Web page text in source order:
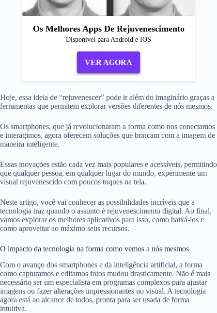
Os Melhores Apps De Rejuvenescimento
Disponivel para Android e IOS
VER AGORA
Hoje, essa ideia de “rejuvenescer” pode ir além do imaginário graças a
ferramentas que permitem explorar versões diferentes de nós mesmos.
Os smartphones, que já revolucionaram a forma como nos conectamos
e interagimos, agora oferecem soluções que brincam com a imagem de
maneira inteligente.
Essas inovações estão cada vez mais populares e acessíveis, permitindo
que qualquer pessoa, em qualquer lugar do mundo, experimente um
visual rejuvenescido com poucos toques na tela.
Neste artigo, você vai conhecer as possibilidades incríveis que a
tecnologia traz quando o assunto é rejuvenescimento digital. Ao final,
vamos explorar os melhores aplicativos para isso, como baixá-los e
como aproveitar ao máximo seus recursos.
O impacto da tecnologia na forma como vemos a nós mesmos
Com o avanço dos smartphones e da inteligência artificial, a forma
como capturamos e editamos fotos mudou drasticamente. Não é mais
necessário ser um especialista em programas complexos para ajustar
imagens ou fazer alterações impressionantes no visual. A tecnologia
agora está ao alcance de todos, pronta para ser usada de forma
intuitiva.